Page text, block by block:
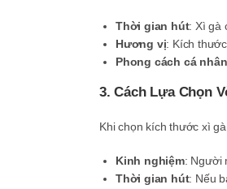
Thời gian hút: Xì gà
Hương vị: Kích
Phong cách cá nhân
3. Cách Lựa Chọn
Khi chọn kích thước xì
Kinh nghiệm: Người
Thời gian hút: Nếu